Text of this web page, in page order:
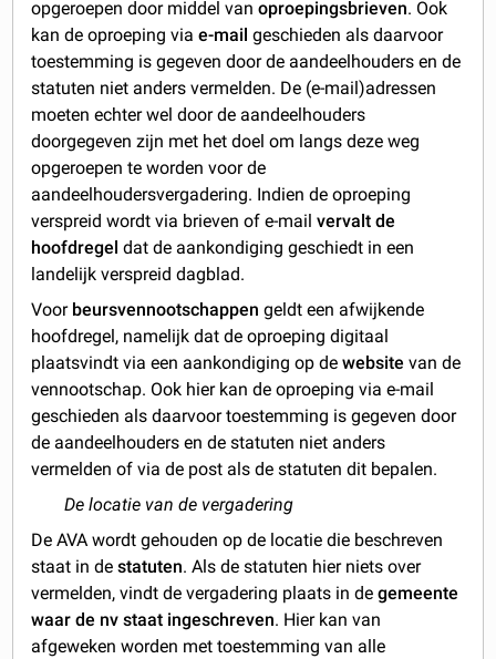
opgeroepen door middel vanoproepingsbrieven. Ook
kan de oproeping via e-mailgeschieden als daarvoor
toestemming is gegeven door de aandeelhouders en de
statuten niet anders vermelden. De (e-mail)adressen
moeten echter wel door de aandeelhouders
doorgegeven zijn met het doel om langs deze weg
opgeroepen te worden voor de
aandeelhoudersvergadering. Indien de oproeping
verspreid wordt via brieven of e-mailvervalt de
hoofdregel dat de aankondiging geschiedt in een
landelijk verspreid dagblad.
Voor beursvennootschappen geldt een afwijkende
hoofdregel, namelijk dat de oproeping digitaal
plaatsvindt via een aankondiging op dewebsitevan de
vennootschap. Ook hier kan de oproeping via e-mail
geschieden als daarvoor toestemming is gegeven door
de aandeelhouders en de statuten niet anders
vermelden of via de post als de statuten dit bepalen.
De locatie van de vergadering
De AVA wordt gehouden op de locatie die beschreven
staat in destatuten. Als de statuten hier niets over
vermelden, vindt de vergadering plaats in de gemeente
waar de nv staat ingeschreven. Hier kan van
afgeweken worden met toestemming van alle